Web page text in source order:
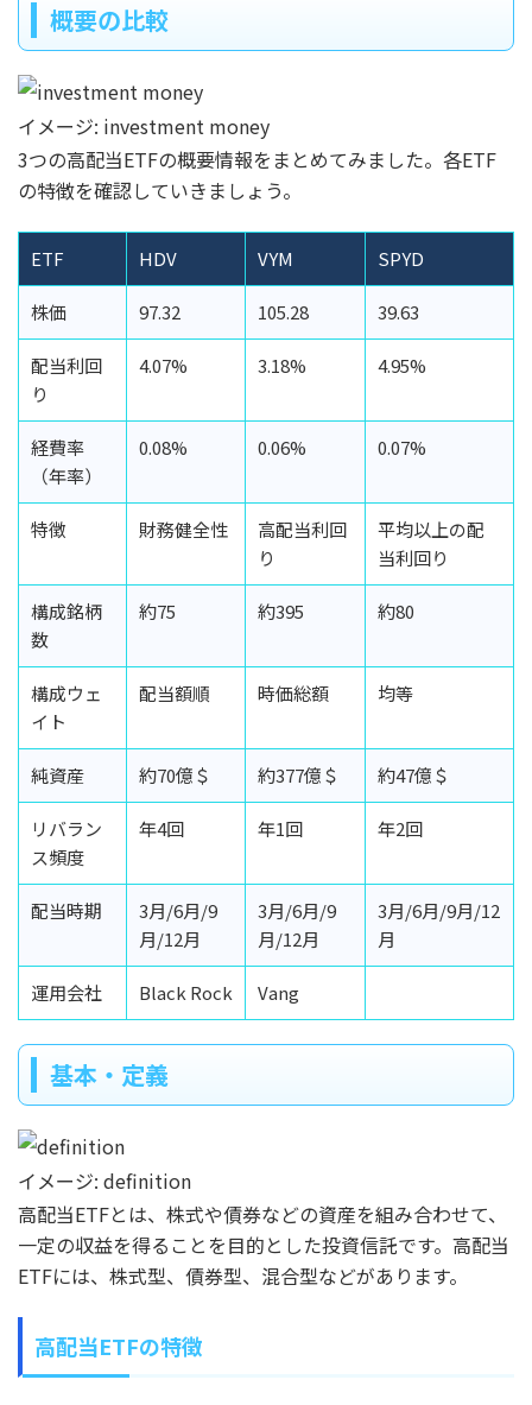
概要の比較
イメージ: investment money
3つの高配当ETFの概要情報をまとめてみました。各ETF
の特徴を確認していきましょう。
ETF HDV VYM SPYD
株価 97.32 105.28 39.63
配当利回
り
4.07% 3.18% 4.95%
経費率
（年率）
0.08% 0.06% 0.07%
特徴 財務健全性
高配当利回
り
平均以上の配
当利回り
構成銘柄
数
約75 約395 約80
構成ウェ
イト
配当額順 時価総額 均等
純資産 約70億＄ 約377億＄ 約47億＄
リバラン
ス頻度
年4回 年1回 年2回
配当時期
3月/6月/9
月/12月
3月/6月/9
月/12月
3月/6月/9月/12
月
運用会社 Black Rock Vang
基本・定義
イメージ: definition
高配当ETFとは、株式や債券などの資産を組み合わせて、
一定の収益を得ることを目的とした投資信託です。高配当
ETFには、株式型、債券型、混合型などがあります。
高配当ETFの特徴